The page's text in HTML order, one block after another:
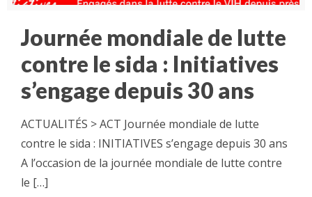
Journée mondiale de lutte
contre le sida : Initiatives
s’engage depuis 30 ans
ACTUALITÉS > ACT Journée mondiale de lutte
contre le sida : INITIATIVES s’engage depuis 30 ans
A l’occasion de la journée mondiale de lutte contre
le […]